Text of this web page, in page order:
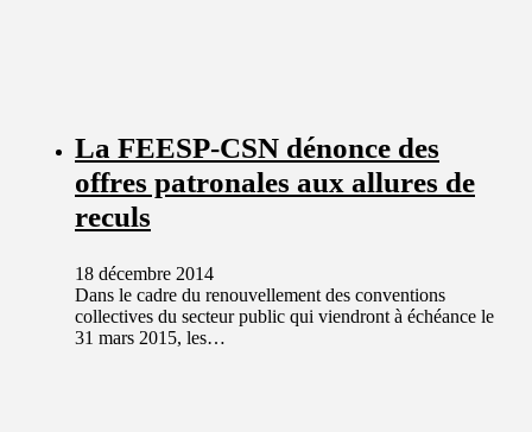
La FEESP-CSN dénonce des
offres patronales aux allures de
reculs
18 décembre 2014
Dans le cadre du renouvellement des conventions
collectives du secteur public qui viendront à échéance le
31 mars 2015, les…